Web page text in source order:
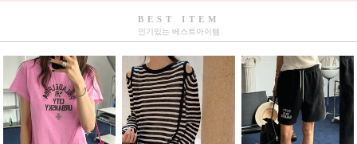
BEST ITEM
인기있는 베스트아이템